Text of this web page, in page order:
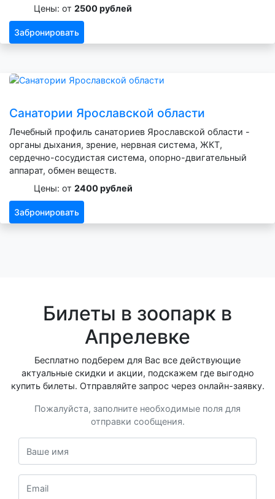
Цены: от 2500 рублей
Забронировать
Санатории Ярославской области
Лечебный профиль санаториев Ярославской области -
органы дыхания, зрение, нервная система, ЖКТ,
сердечно-сосудистая система, опорно-двигательный
аппарат, обмен веществ.
Цены: от 2400 рублей
Забронировать
Билеты в зоопарк в
Апрелевке
Бесплатно подберем для Вас все действующие
актуальные скидки и акции, подскажем где выгодно
купить билеты. Отправляйте запрос через онлайн-заявку.
Пожалуйста, заполните необходимые поля для
отправки сообщения.